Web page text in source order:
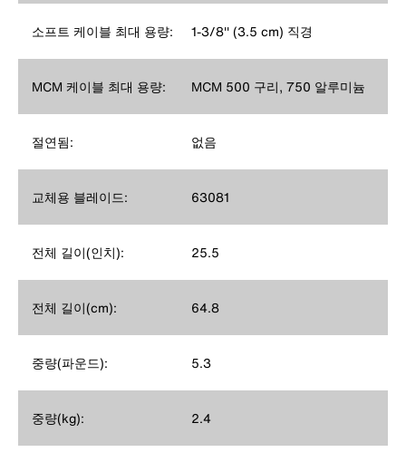
소프트 케이블 최대 용량: 1-3/8'' (3.5 cm) 직경
MCM 케이블 최대 용량: MCM 500 구리, 750 알루미늄
절연됨: 없음
교체용 블레이드: 63081
전체 길이(인치): 25.5
전체 길이(cm): 64.8
중량(파운드): 5.3
중량(kg): 2.4